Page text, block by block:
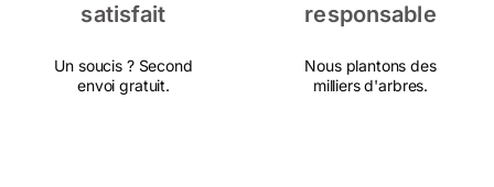
satisfait
Un soucis ? Second
envoi gratuit.
responsable
Nous plantons des
milliers d'arbres.